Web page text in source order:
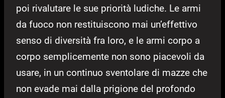
poi rivalutare le sue priorità ludiche. Le armi
da fuoco non restituiscono mai un’effettivo
senso di diversità fra loro, e le armi corpo a
corpo semplicemente non sono piacevoli da
usare, in un continuo sventolare di mazze che
non evade mai dalla prigione del profondo